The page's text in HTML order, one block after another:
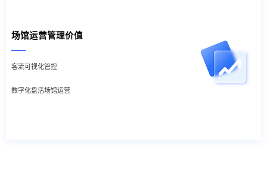
场馆运营管理价值
客流可视化管控
数字化盘活场馆运营